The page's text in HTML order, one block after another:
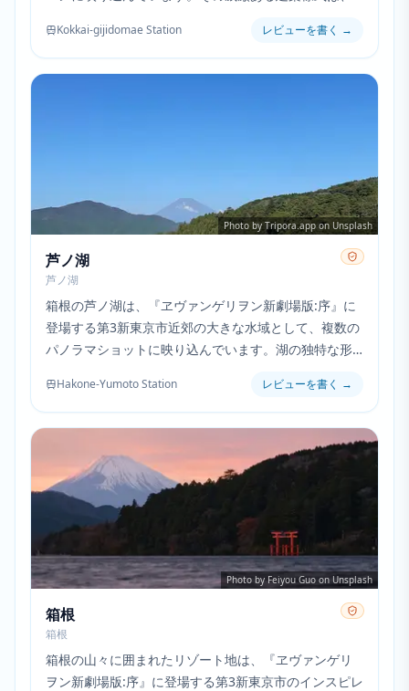
います。
Kokkai-gijidomae Station レビューを書く →
Photo by Tripora.app on Unsplash
芦ノ湖
芦ノ湖
箱根の芦ノ湖は、『ヱヴァンゲリヲン新劇場版:序』に
登場する第3新東京市近郊の大きな水域として、複数の
パノラマショットに映り込んでいます。湖の独特な形
かれた地理と高い一致性を示しています。
Hakone-Yumoto Station レビューを書く →
Photo by Feiyou Guo on Unsplash
箱根
箱根
箱根の山々に囲まれたリゾート地は、『ヱヴァンゲリ
ヲン新劇場版:序』に登場する第3新東京市のインスピレ